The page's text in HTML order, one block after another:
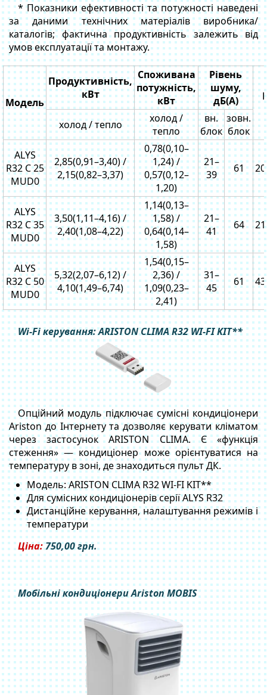
* Показники ефективності та потужності наведені
за даними технічних матеріалів виробника/
каталогів; фактична продуктивність залежить від
умов експлуатації та монтажу.
Модель
Продуктивність,
кВт
Споживана
потужність,
кВт
Рівень
шуму,
дБ(A)
холод / тепло
холод /
тепло
вн.
блок
зовн.
блок
ALYS
R32 C 25
MUD0
2,85(0,91–3,40) /
2,15(0,82–3,37)
0,78(0,10–
1,24) /
0,57(0,12–
1,20)
21–
39
61
ALYS
R32 C 35
MUD0
3,50(1,11–4,16) /
2,40(1,08–4,22)
1,14(0,13–
1,58) /
0,64(0,14–
1,58)
21–
41
64
ALYS
R32 C 50
MUD0
5,32(2,07–6,12) /
4,10(1,49–6,74)
1,54(0,15–
2,36) /
1,09(0,23–
2,41)
31–
45
61
Wi-Fi керування: ARISTON CLIMA R32 WI-FI KIT**
Опційний модуль підключає сумісні кондиціонери
Ariston до Інтернету та дозволяє керувати кліматом
через застосунок ARISTON CLIMA. Є «функція
стеження» — кондиціонер може орієнтуватися на
температуру в зоні, де знаходиться пульт ДК.
Модель: ARISTON CLIMA R32 WI‑FI KIT**
Для сумісних кондиціонерів серії ALYS R32
Дистанційне керування, налаштування режимів і
температури
Ціна:750,00грн.
Мобільні кондиціонери Ariston MOBIS